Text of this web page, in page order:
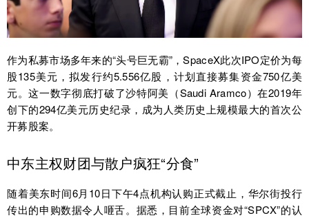
作为私募市场多年来的“头号巨无霸”，SpaceX此次IPO定价为每
股135美元，拟发行约5.556亿股，计划直接募集资金750亿美
元。这一数字彻底打破了沙特阿美（Saudi Aramco）在2019年
创下的294亿美元历史纪录，成为人类历史上规模最大的首次公
开募股案。
中东主权财团与散户疯狂“分食”
随着美东时间6月10日下午4点机构认购正式截止，华尔街投行
传出的申购数据令人咂舌。据悉，目前全球资金对“SPCX”的认